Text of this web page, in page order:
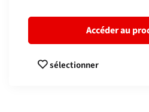
Accéder au
sélectionner